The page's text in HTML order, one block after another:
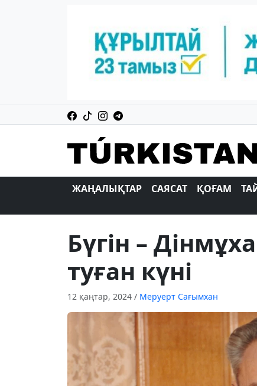
ЖАҢАЛЫҚТАР САЯСАТ ҚОҒАМ
Бүгін –
туған күні
12 қаңтар, 2024 / Меруерт Сағымхан